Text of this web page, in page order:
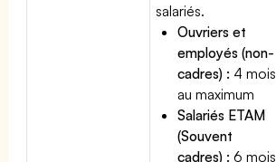
salariés.
Ouvriers et
employés (non-
cadres) : 4 mois
au maximum
Salariés ETAM
(Souvent
cadres) : 6 mois